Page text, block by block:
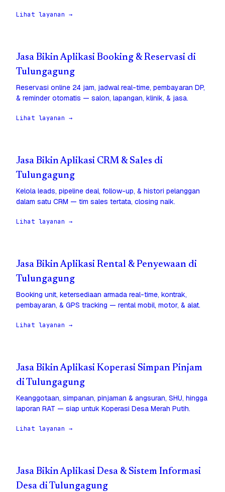
Lihat layanan →
Jasa Bikin Aplikasi Booking & Reservasi di
Tulungagung
Reservasi online 24 jam, jadwal real-time, pembayaran DP,
& reminder otomatis — salon, lapangan, klinik, & jasa.
Lihat layanan →
Jasa Bikin Aplikasi CRM & Sales di
Tulungagung
Kelola leads, pipeline deal, follow-up, & histori pelanggan
dalam satu CRM — tim sales tertata, closing naik.
Lihat layanan →
Jasa Bikin Aplikasi Rental & Penyewaan di
Tulungagung
Booking unit, ketersediaan armada real-time, kontrak,
pembayaran, & GPS tracking — rental mobil, motor, & alat.
Lihat layanan →
Jasa Bikin Aplikasi Koperasi Simpan Pinjam
di Tulungagung
Keanggotaan, simpanan, pinjaman & angsuran, SHU, hingga
laporan RAT — siap untuk Koperasi Desa Merah Putih.
Lihat layanan →
Jasa Bikin Aplikasi Desa & Sistem Informasi
Desa di Tulungagung